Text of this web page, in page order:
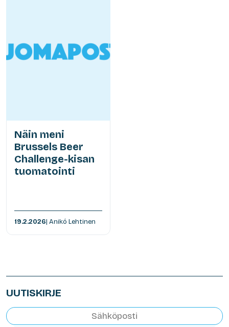
Näin meni
Brussels Beer
Challenge-kisan
tuomatointi
19.2.2026| Anikó Lehtinen
UUTISKIRJE